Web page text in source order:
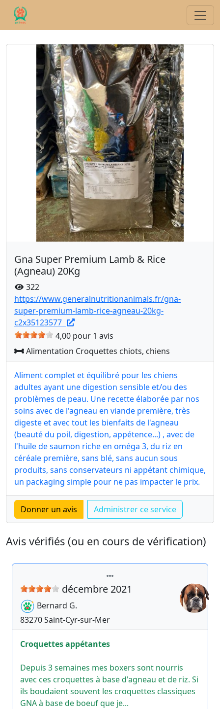
Gna Super Premium Lamb & Rice
(Agneau) 20Kg
322
https://www.generalnutritionanimals.fr/gna-
super-premium-lamb-rice-agneau-20kg-
c2x35123577
4,00 pour 1 avis
Alimentation Croquettes chiots, chiens
Aliment complet et équilibré pour les chiens
adultes ayant une digestion sensible et/ou des
problèmes de peau. Une recette élaborée par nos
soins avec de l'agneau en viande première, très
digeste et avec tout les bienfaits de l'agneau
(beauté du poil, digestion, appétence...) , avec de
l'huile de saumon riche en oméga 3, du riz en
céréale première, sans blé, sans aucun sous
produits, sans conservateurs ni appétant chimique,
un packaging simple pour ne pas impacter le prix.
Avis vérifiés (ou en cours de vérification)
décembre 2021
Bernard G.
83270Saint-Cyr-sur-Mer
Croquettes appétantes
Depuis 3 semaines mes boxers sont nourris
avec ces croquettes à base d'agneau et de riz. Si
ils boudaient souvent les croquettes classiques
GNA à base de boeuf que je...